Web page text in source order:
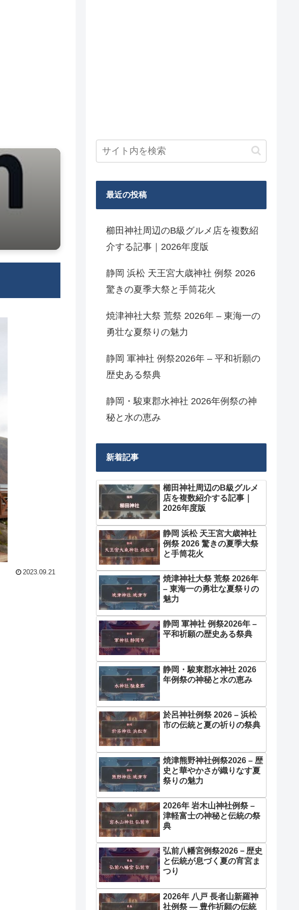
2023.09.21
最近の投稿
櫛田神社周辺のB級グルメ店を複数紹
介する記事｜2026年度版
静岡 浜松 天王宮大歳神社 例祭 2026
驚きの夏季大祭と手筒花火
焼津神社大祭 荒祭 2026年 – 東海一の
勇壮な夏祭りの魅力
静岡 軍神社 例祭2026年 – 平和祈願の
歴史ある祭典
静岡・駿東郡水神社 2026年例祭の神
秘と水の恵み
新着記事
櫛田神社周辺のB級グルメ
店を複数紹介する記事｜
2026年度版
静岡 浜松 天王宮大歳神社
例祭 2026 驚きの夏季大祭
と手筒花火
焼津神社大祭 荒祭 2026年
– 東海一の勇壮な夏祭りの
魅力
静岡 軍神社 例祭2026年 –
平和祈願の歴史ある祭典
静岡・駿東郡水神社 2026
年例祭の神秘と水の恵み
於呂神社例祭 2026 – 浜松
市の伝統と夏の祈りの祭典
焼津熊野神社例祭2026 – 歴
史と華やかさが織りなす夏
祭りの魅力
2026年 岩木山神社例祭 –
津軽富士の神秘と伝統の祭
典
弘前八幡宮例祭2026－歴史
と伝統が息づく夏の宵宮ま
つり
2026年 八戸 長者山新羅神
社例祭 ― 豊作祈願の伝統